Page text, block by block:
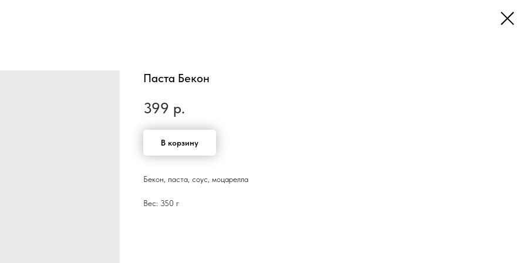
Паста Бекон
399 р.
В корзину
Бекон, паста, соус, моцарелла
Вес: 350 г